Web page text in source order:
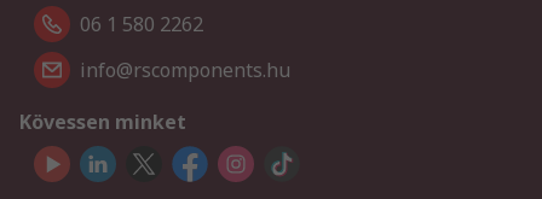
06 1 580 2262
info@rscomponents.hu
Kövessen minket